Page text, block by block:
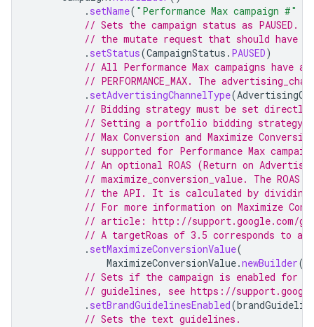
. setName( "Performance Max campaign #"
// Sets the campaign status as
// the mutate request that should have
. setStatus(CampaignStatus . PAUSED)
// All Performance Max campaigns have
// PERFORMANCE_MAX. The
. setAdvertisingChannelType(
// Bidding strategy must be set directly
// Setting a portfolio bidding strategy
// Max Conversion and Maximize
// supported for Performance Max
// An optional ROAS (Return on
// maximize_conversion_value. The
// the API. It is calculated by
// For more information on Maximize
// article: http://support.google.com/
// A targetRoas of 3.5 corresponds to a
. setMaximizeConversionValue(
MaximizeConversionValue.newBuilder
// Sets if the campaign is enabled for
// guidelines, see https://
. setBrandGuidelinesEnabled(
// Sets the text guidelines.